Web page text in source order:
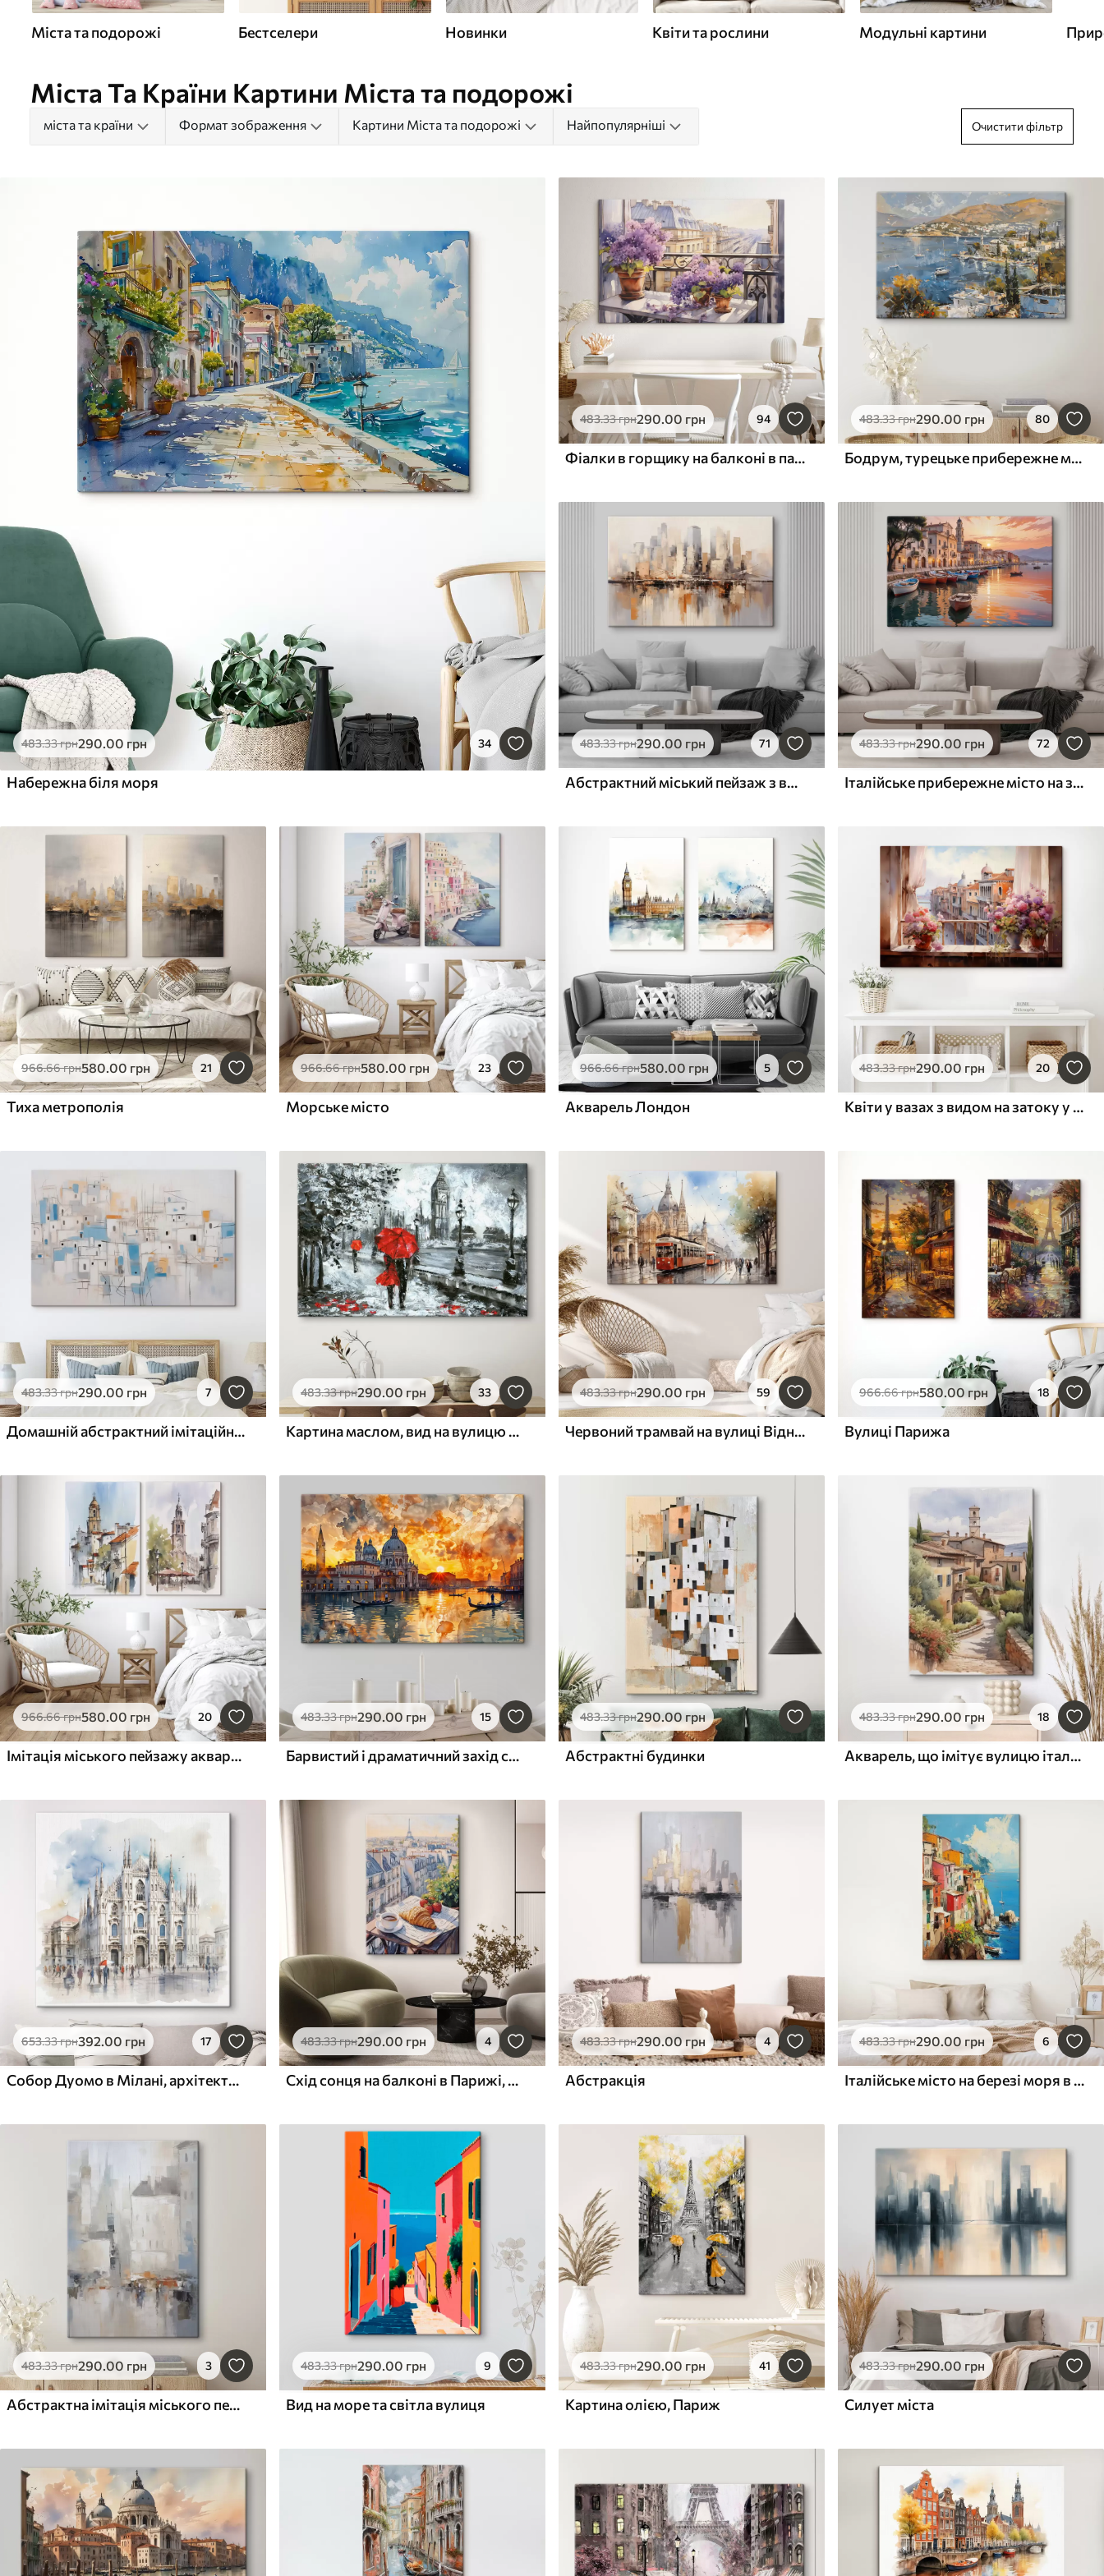
Міста та подорожі Бестселери Новинки Квіти та рослини Модульні картини
Міста Та Країни Картини Міста та подорожі
міста та країни Формат зображення Картини Міста та подорожі Найпопулярніші Очистити фільтр
483.33грн290.00 грн 34
Набережна біля моря
483.33грн290.00 грн 94
Фіалки в горщику на балконі в паризькій акварелі
483.33грн290.00 грн 80
Бодрум, турецьке прибережне місто
483.33грн290.00 грн 71
Абстрактний міський пейзаж з високими будівлями у відтінках коричневого, сірого та білого, що відображаються у воді внизу
483.33грн290.00 грн 72
Італійське прибережне місто на заході сонця з барвистими будівлями вздовж набережної та човнами, що пливуть у спокійних водах
966.66грн580.00 грн 21
Тиха метрополія
966.66грн580.00 грн 23
Морське місто
966.66грн580.00 грн 5
Акварель Лондон
483.33грн290.00 грн 20
Квіти у вазах з видом на затоку у венеціанській акварелі
483.33грн290.00 грн 7
Домашній абстрактний імітаційний живопис
483.33грн290.00 грн 33
Картина маслом, вид на вулицю Лондона в чорно-білих тонах
483.33грн290.00 грн 59
Червоний трамвай на вулиці Відня акварель
966.66грн580.00 грн 18
Вулиці Парижа
966.66грн580.00 грн 20
Імітація міського пейзажу аквареллю
483.33грн290.00 грн 15
Барвистий і драматичний захід сонця над Гранд-каналом у Венеції, Італія, акварель
483.33грн290.00 грн
Абстрактні будинки
483.33грн290.00 грн 18
Акварель, що імітує вулицю італійського передмістя
653.33грн392.00 грн 17
Собор Дуомо в Мілані, архітектура, місто, дощ, акварель, синій, сірий, люди йдуть
483.33грн290.00 грн 4
Схід сонця на балконі в Парижі, Ейфелева вежа, полуниця, кава, журнал
483.33грн290.00грн 4
Абстракція
483.33грн290.00 грн 6
Італійське місто на березі моря в стилі олійного живопису
483.33грн290.00 грн 3
Абстрактна імітація міського пейзажу в живописі
483.33грн290.00 грн 9
Вид на море та світла вулиця
483.33грн290.00 грн 41
Картина олією, Париж
483.33грн290.00 грн
Силует міста